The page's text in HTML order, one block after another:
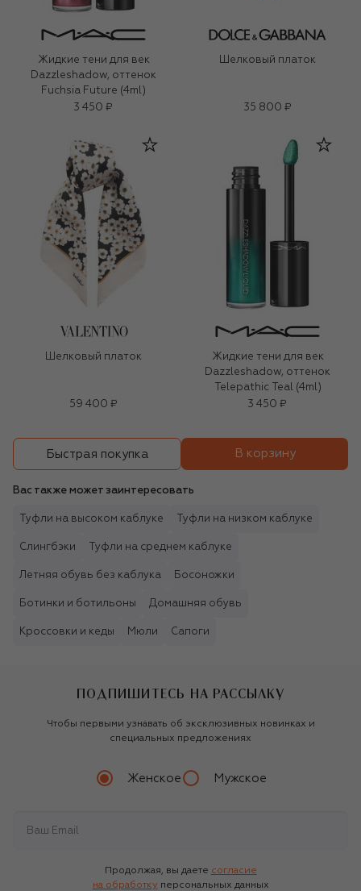
Жидкие тени для век
Dazzleshadow, оттенок
Fuchsia Future (4ml)
3 450 ₽
Шелковый платок
35 800 ₽
Шелковый платок
59 400 ₽
Жидкие тени для век
Dazzleshadow, оттенок
Telepathic Teal (4ml)
3 450 ₽
Быстрая покупка В корзину
Вас также может заинтересовать
Туфли на высоком каблуке Туфли на низком каблуке
Слингбэки Туфли на среднем каблуке
Летняя обувь без каблука Босоножки
Ботинки и ботильоны Домашняя обувь
Кроссовки и кеды Мюли Сапоги
ПОДПИШИТЕСЬ НА РАССЫЛКУ
Чтобы первыми узнавать об эксклюзивных новинках и
специальных предложениях
Женское Мужское
Продолжая, вы даете согласие
на обработку персональных данных